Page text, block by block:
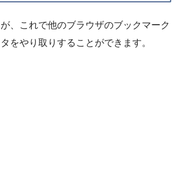
、これで他のブラウザのブックマーク
をやり取りすることができます。